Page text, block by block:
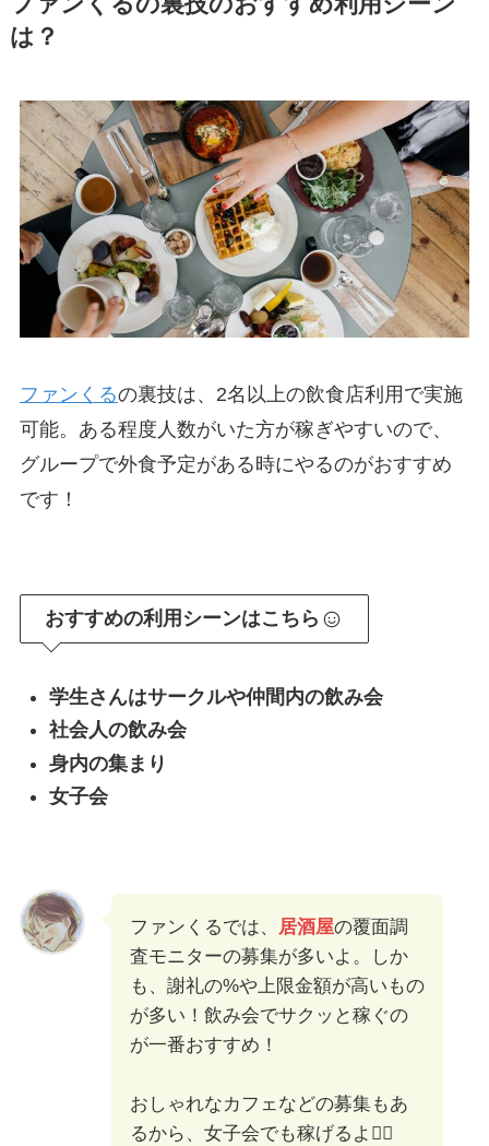
は？
ファンくるの裏技は、2名以上の飲食店利用で実施
可能。ある程度人数がいた方が稼ぎやすいので、
グループで外食予定がある時にやるのがおすすめ
です！
おすすめの利用シーンはこちら
学生さんはサークルや仲間内の飲み会
社会人の飲み会
身内の集まり
女子会
ファンくるでは、 居酒屋の覆面調
査モニターの募集が多いよ。しか
も、謝礼の%や上限金額が高いもの
が多い！飲み会でサクッと稼ぐの
が一番おすすめ！
おしゃれなカフェなどの募集もあ
るから、女子会でも稼げるよ🙆‍♀️